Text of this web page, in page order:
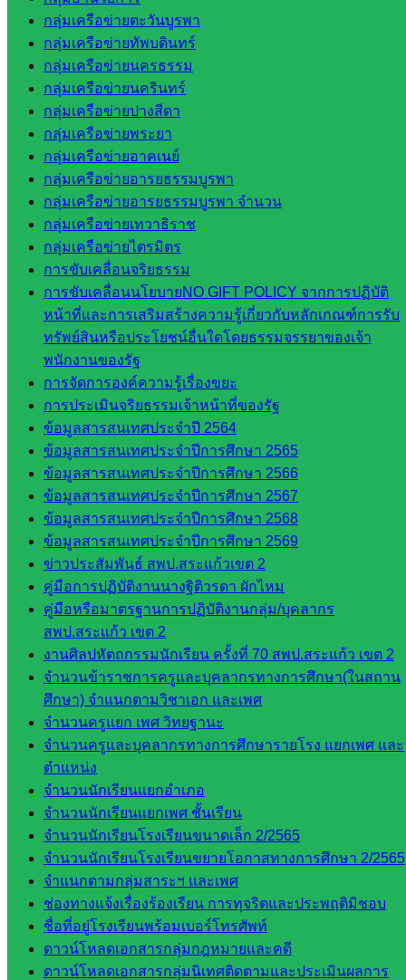
กลุ่มเครือข่ายตะวันบูรพา
กลุ่มเครือข่ายทัพบดินทร์
กลุ่มเครือข่ายนครธรรม
กลุ่มเครือข่ายนครินทร์
กลุ่มเครือข่ายปางสีดา
กลุ่มเครือข่ายพระยา
กลุ่มเครือข่ายอาคเนย์
กลุ่มเครือข่ายอารยธรรมบูรพา
กลุ่มเครือข่ายอารยธรรมบูรพา จำนวน
กลุ่มเครือข่ายเทวาธิราช
กลุ่มเครือข่ายไตรมิตร
การขับเคลื่อนจริยธรรม
การขับเคลื่อนนโยบายNO GIFT POLICY จากการปฏิบัติ
หน้าที่และการเสริมสร้างความรู้เกี่ยวกับหลักเกณฑ์การรับ
ทรัพย์สินหรือประโยชน์อื่นใดโดยธรรมจรรยาของเจ้า
พนักงานของรัฐ
การจัดการองค์ความรู้เรื่องขยะ
การประเมินจริยธรรมเจ้าหน้าที่ของรัฐ
ข้อมูลสารสนเทศประจำปี 2564
ข้อมูลสารสนเทศประจำปีการศึกษา 2565
ข้อมูลสารสนเทศประจำปีการศึกษา 2566
ข้อมูลสารสนเทศประจำปีการศึกษา 2567
ข้อมูลสารสนเทศประจำปีการศึกษา 2568
ข้อมูลสารสนเทศประจำปีการศึกษา 2569
ข่าวประสัมพันธ์ สพป.สระแก้วเขต 2
คู่มือการปฏิบัติงานนางฐิติวรดา ผักไหม
คู่มือหรือมาตรฐานการปฏิบัติงานกลุ่ม/บุคลากร
สพป.สระแก้ว เขต 2
งานศิลปหัตถกรรมนักเรียน ครั้งที่ 70 สพป.สระแก้ว เขต 2
จำนวนข้าราชการครูและบุคลากรทางการศึกษา(ในสถาน
ศึกษา) จำแนกตามวิชาเอก และเพศ
จำนวนครูแยก เพศ วิทยฐานะ
จำนวนครูและบุคลากรทางการศึกษารายโรง แยกเพศ และ
ตำแหน่ง
จำนวนนักเรียนแยกอำเภอ
จำนวนนักเรียนแยกเพศ ชั้นเรียน
จำนวนนักเรียนโรงเรียนขนาดเล็ก 2/2565
จำนวนนักเรียนโรงเรียนขยายโอกาสทางการศึกษา 2/2565
จำแนกตามกลุ่มสาระฯ และเพศ
ช่องทางแจ้งเรื่องร้องเรียน การทุจริตและประพฤติมิชอบ
ชื่อที่อยู่โรงเรียนพร้อมเบอร์โทรศัพท์
ดาวน์โหลดเอกสารกลุ่มกฎหมายและคดี
ดาวน์โหลดเอกสารกลุ่มนิเทศติดตามและประเมินผลการ
วิทยาลัย
เทคนิค
สระแก้ว
วิทยาลัย
เทคนิค
วังน้ำเย็น
กศน.สระแก้ว
เว็บไซต์
กลุ่มงาน
ใน
สำนักงาน
กลุ่
มอำนวย
การ
กลุ่ม
บริหาร
งานงาน
เงินและ
สินทรัพย์
กลุ่มน
โยบาย
และแผน
กลุ่มส่ง
เสริมการ
จัดการ
ศึกษา
กลุ่ม
บริหาร
งาน
บุคคล
กลุ่ม
พัฒนาครู
และบุ
คลากรฯ
กลุ่มนิ
เทศ
ติดตาม
และประ
เมินผลฯ